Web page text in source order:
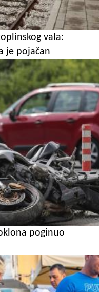
vala:
je pojačan
poginuo